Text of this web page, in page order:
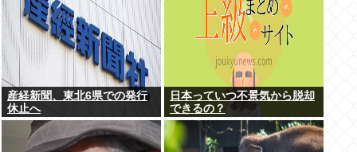
産経新聞、東北6県での発行
休止へ
日本っていつ不景気から脱却
できるの？